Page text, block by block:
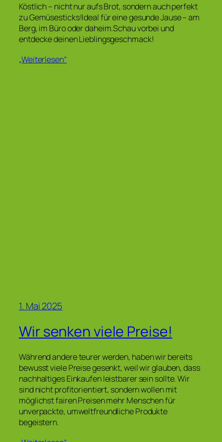
Köstlich – nicht nur aufs Brot, sondern auch perfekt
zu Gemüsesticks!Ideal für eine gesunde Jause – am
Berg, im Büro oder daheim.Schau vorbei und
entdecke deinen Lieblingsgeschmack!
„Weiterlesen“
1. Mai 2025
Wir senken viele Preise!
Während andere teurer werden, haben wir bereits
bewusst viele Preise gesenkt, weil wir glauben, dass
nachhaltiges Einkaufen leistbarer sein sollte. Wir
sind nicht profitorientiert, sondern wollen mit
möglichst fairen Preisen mehr Menschen für
unverpackte, umweltfreundliche Produkte
begeistern.